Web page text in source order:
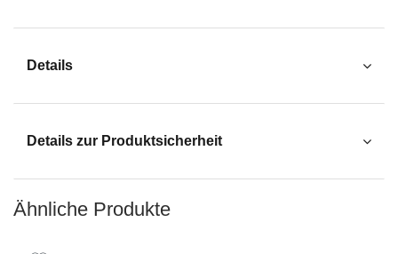
Details
Details zur Produktsicherheit
Ähnliche Produkte